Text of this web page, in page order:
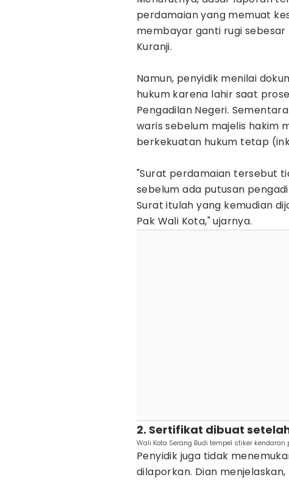
perdamaian yang memuat
membayar ganti rugi sebesar
Kuranji.
Namun, penyidik menilai
hukum karena lahir saat
Pengadilan Negeri.
waris sebelum majelis hakim
berkekuatan hukum tetap
"Surat perdamaian tersebut
sebelum ada putusan
Surat itulah yang kemudian
Pak Wali Kota," ujarnya.
2. Sertifikat dibuat
Wali Kota Serang Budi tempel stiker
Penyidik juga tidak
dilaporkan. Dian